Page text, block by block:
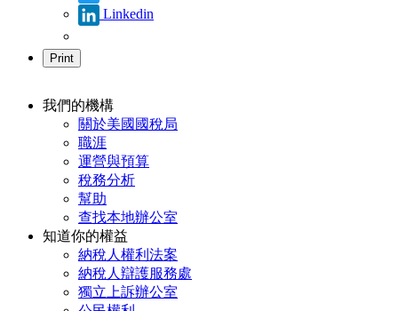
Linkedin
Print
Footer
Navigation
我們的機構
關於美國國稅局
職涯
運營與預算
稅務分析
幫助
查找本地辦公室
知道你的權益
納稅人權利法案
納稅人辯護服務處
獨立上訴辦公室